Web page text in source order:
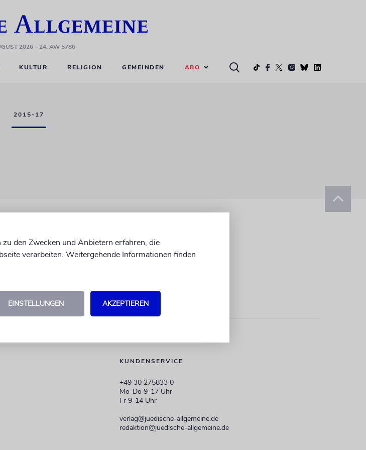
2026– 24. AW 5786
KULTUR RELIGION GEMEINDEN ABO
2015-17
KUNDENSERVICE
+49 30 275833 0
Mo-Do 9-17 Uhr
Fr 9-14 Uhr
verlag@juedische-allgemeine.de
redaktion@juedische-allgemeine.de
den Zwecken und Anbietern erfahren, die
verarbeiten. Weitergehende Informationen finden
EINSTELLUNGEN AKZEPTIEREN